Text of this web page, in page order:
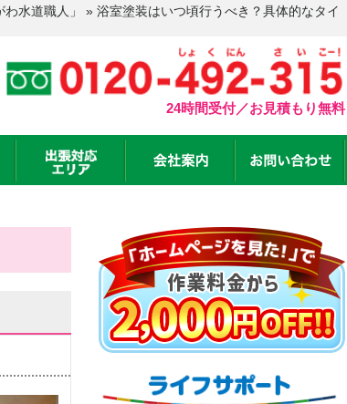
水道職人」 » 浴室塗装はいつ頃行うべき？具体的なタイ
24時間受付／お見積もり無料